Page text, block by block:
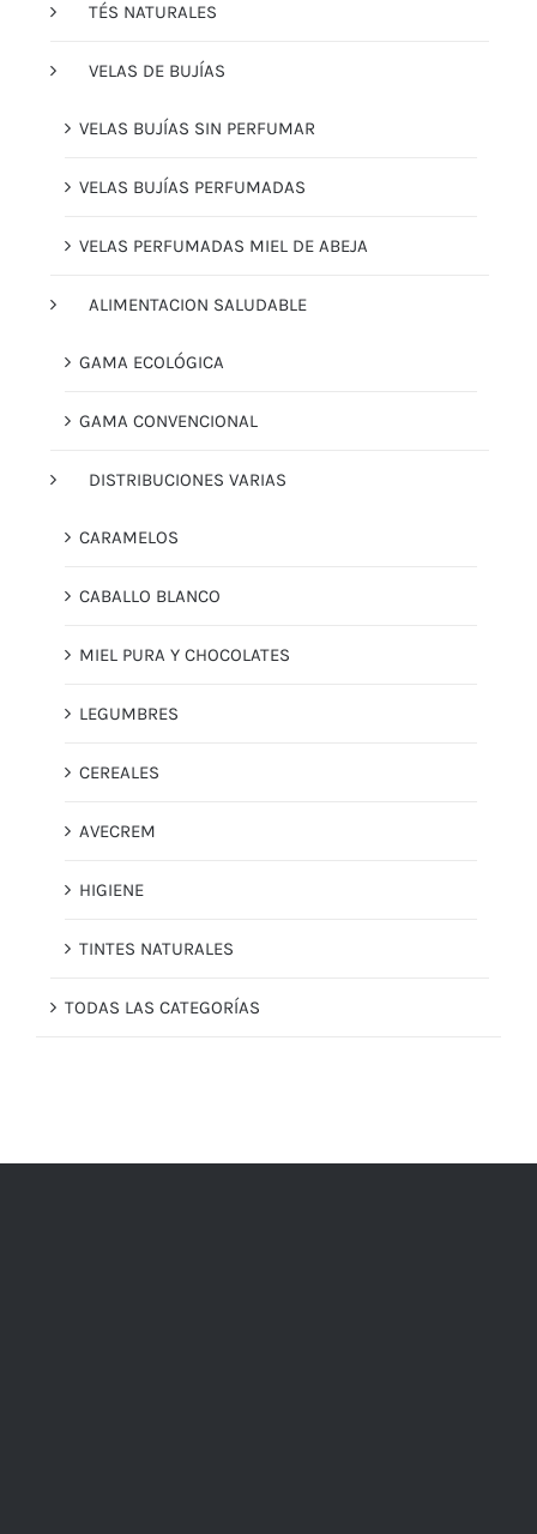
TÉS NATURALES
VELAS DE BUJÍAS
VELAS BUJÍAS SIN PERFUMAR
VELAS BUJÍAS PERFUMADAS
VELAS PERFUMADAS MIEL DE ABEJA
ALIMENTACION SALUDABLE
GAMA ECOLÓGICA
GAMA CONVENCIONAL
DISTRIBUCIONES VARIAS
CARAMELOS
CABALLO BLANCO
MIEL PURA Y CHOCOLATES
LEGUMBRES
CEREALES
AVECREM
HIGIENE
TINTES NATURALES
TODAS LAS CATEGORÍAS